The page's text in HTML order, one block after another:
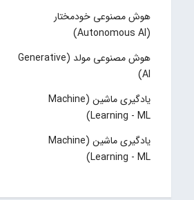
هوش مصنوعی خودمختار
(Autonomous AI)
هوش مصنوعی مولد (Generative
AI)
یادگیری ماشین (Machine
Learning - ML)
یادگیری ماشین (Machine
Learning - ML)